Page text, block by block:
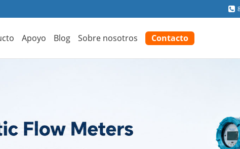
Apoyo Blog Sobre nosotros Contacto